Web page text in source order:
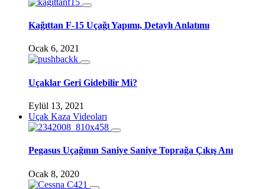
Kağıttan F-15 Uçağı Yapımı, Detaylı Anlatımı
Ocak 6, 2021
Uçaklar Geri Gidebilir Mi?
Eylül 13, 2021
Uçak Kaza Videoları
Pegasus Uçağının Saniye Saniye Toprağa Çıkış Anı
Ocak 8, 2020